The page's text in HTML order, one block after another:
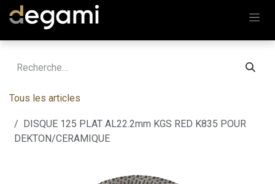
Se rendre au contenu
Tous les articles
DISQUE 125 PLAT AL22.2mm KGS RED K835 POUR
DEKTON/CERAMIQUE